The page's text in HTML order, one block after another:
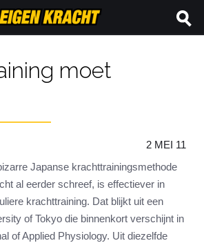
moet
2 MEI 11
Japanse krachttrainingsmethode
al eerder schreef, is effectiever in
krachttraining. Dat blijkt uit een
of Tokyo die binnenkort verschijnt in
of Applied Physiology. Uit diezelfde